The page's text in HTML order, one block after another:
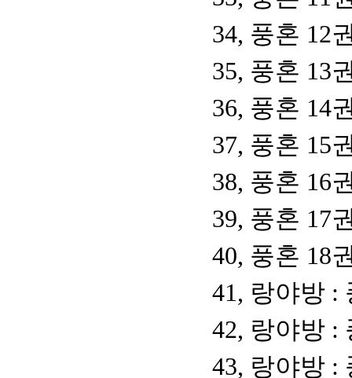
34, 풍혼 12
35, 풍혼 13
36, 풍혼 14
37, 풍혼 15
38, 풍혼 16
39, 풍혼 17
40, 풍혼 18
41, 랑야방 :
42, 랑야방 :
43, 랑야방 :